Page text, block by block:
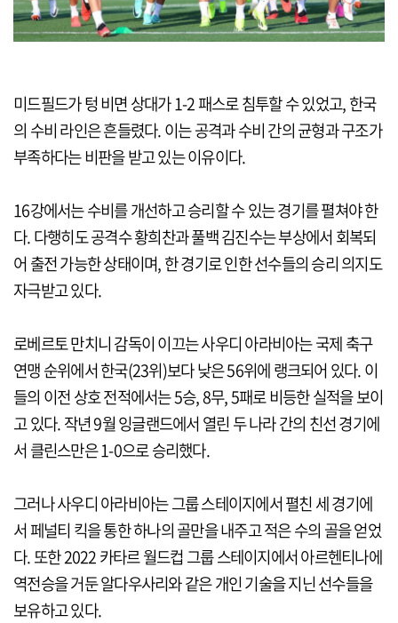
미드필드가 텅 비면 상대가 1-2 패스로 침투할 수 있었고, 한국
의 수비 라인은 흔들렸다. 이는 공격과 수비 간의 균형과 구조가
부족하다는 비판을 받고 있는 이유이다.
16강에서는 수비를 개선하고 승리할 수 있는 경기를 펼쳐야 한
다. 다행히도 공격수 황희찬과 풀백 김진수는 부상에서 회복되
어 출전 가능한 상태이며, 한 경기로 인한 선수들의 승리 의지도
자극받고 있다.
로베르토 만치니 감독이 이끄는 사우디 아라비아는 국제 축구
연맹 순위에서 한국(23위)보다 낮은 56위에 랭크되어 있다. 이
들의 이전 상호 전적에서는 5승, 8무, 5패로 비등한 실적을 보이
고 있다. 작년 9월 잉글랜드에서 열린 두 나라 간의 친선 경기에
서 클린스만은 1-0으로 승리했다.
그러나 사우디 아라비아는 그룹 스테이지에서 펼친 세 경기에
서 페널티 킥을 통한 하나의 골만을 내주고 적은 수의 골을 얻었
다. 또한 2022 카타르 월드컵 그룹 스테이지에서 아르헨티나에
역전승을 거둔 알다우사리와 같은 개인 기술을 지닌 선수들을
보유하고 있다.